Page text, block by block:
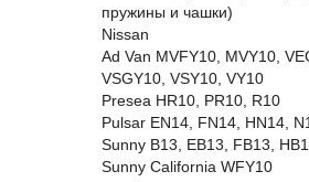
пружины и чашки)
Nissan
Ad Van MVFY10, MVY10,
VSGY10, VSY10, VY10
Presea HR10, PR10, R10
Pulsar EN14, FN14, HN14,
Sunny B13, EB13, FB13,
Sunny California WFY10